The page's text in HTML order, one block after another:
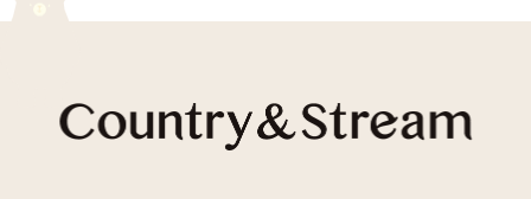
アリル、水酸化Al、PEG-60水添ヒマシ油、ステアリン
ンガム、アルギニン、フィチン酸、酸化銀